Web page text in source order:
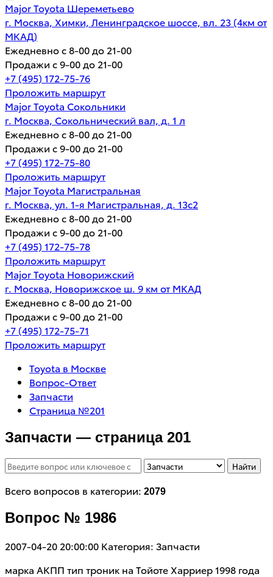
Major Toyota Шереметьево
г. Москва, Химки, Ленинградское шоссе, вл. 23 (4км от
МКАД)
Ежедневно с 8-00 до 21-00
Продажи с 9-00 до 21-00
+7 (495) 172-75-76
Проложить маршрут
Major Toyota Сокольники
г. Москва, Сокольнический вал, д. 1 л
Ежедневно с 8-00 до 21-00
Продажи с 9-00 до 21-00
+7 (495) 172-75-80
Проложить маршрут
Major Toyota Магистральная
г. Москва, ул. 1-я Магистральная, д. 13с2
Ежедневно с 8-00 до 21-00
Продажи с 9-00 до 21-00
+7 (495) 172-75-78
Проложить маршрут
Major Toyota Новорижский
г. Москва, Новорижское ш. 9 км от МКАД
Ежедневно с 8-00 до 21-00
Продажи с 9-00 до 21-00
+7 (495) 172-75-71
Проложить маршрут
Toyota в Москве
Вопрос-Ответ
Запчасти
Страница №201
Запчасти — страница 201
Найти
Всего вопросов в категории: 2079
Вопрос № 1986
2007-04-20 20:00:00 Категория: Запчасти
марка АКПП тип троник на Тойоте Харриер 1998 года